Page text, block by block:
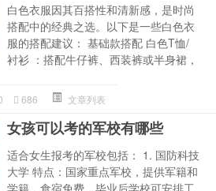
白色衣服因其百搭性和清新感，是时尚
搭配中的经典之选。以下是一些白色衣
服的搭配建议： 基础款搭配 白色T恤/
衬衫 ：搭配牛仔裤、西装裤或半身裙，
686 文章列表
女孩可以考的军校有哪些
适合女生报考的军校包括： 1. 国防科技
大学 特点：国家重点军校，提供军籍和
学籍，食宿免费，毕业后学校可安排工